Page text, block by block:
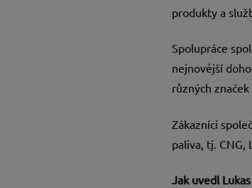
produkty a
Spolupráce
nejnovější
různých
Zákazníci
paliva, tj. CNG,
Jak uvedl